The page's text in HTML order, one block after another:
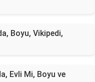
Boyu, Vikipedi,
Evli Mi, Boyu ve